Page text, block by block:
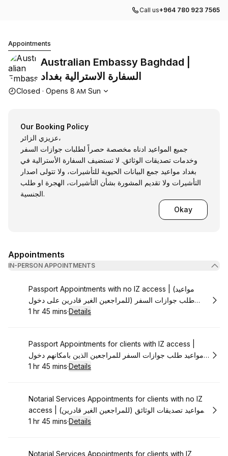
Call us+964 780 923 7565
Appointments
Australian Embassy Baghdad |
السفارة الاسترالية بغداد
Opening hours
Closed · Opens 8 AM Sun
Our Booking Policy
عزيزي الزائر،
جميع المواعيد ادناه مخصصة حصراً لطلبات جوازات السفر
وخدمات تصديقات الوثائق. لا تستضيف السفارة الأسترالية في
بغداد مواعيد جمع البيانات الحيوية للتأشيرات، ولا تتولى اصدار
التأشيرات ولا تقديم المشورة بشأن التأشيرات، الهجرة او طلب
الجنسية.
Okay
Appointments
IN-PERSON APPOINTMENTS
Book
Passport Appointments with no IZ access | (مواعيد
طلب جوازات السفر (للمراجعين الغير قادرين على دخول
المنطقة الدولية
. Duration:
1 hr 45 mins·Details
Book
Passport Appointments for clients with IZ access |
مواعيد طلب جوازات السفر للمراجعين الذين بامكانهم دخول
المنطقة الدولية
. Duration:
1 hr 45 mins·Details
Book
Notarial Services Appointments for clients with no IZ
access | (مواعيد تصديقات الوثائق (للمراجعين الغير قادرين
على دخول المنطقة الدولية
. Duration:
1 hr 45 mins·Details
Book
Notarial Services Appointments for clients with IZ